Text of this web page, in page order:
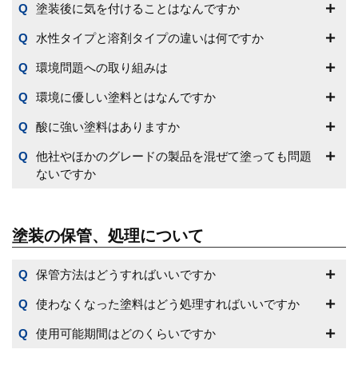
塗装後に気を付けることはなんですか
水性タイプと溶剤タイプの違いは何ですか
環境問題への取り組みは
環境に優しい塗料とはなんですか
酸に強い塗料はありますか
他社やほかのグレードの製品を混ぜて塗っても問題
ないですか
塗装の保管、処理について
保管方法はどうすればいいですか
使わなくなった塗料はどう処理すればいいですか
使用可能期間はどのくらいですか